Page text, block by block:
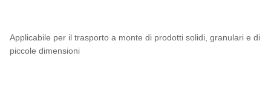
Applicabile per il trasporto a monte di prodotti solidi, granulari e di
piccole dimensioni